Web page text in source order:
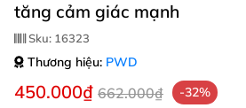
tăng cảm giác mạnh
Sku: 16323
Thương hiệu: PWD
450.000₫ 662.000₫ -32%